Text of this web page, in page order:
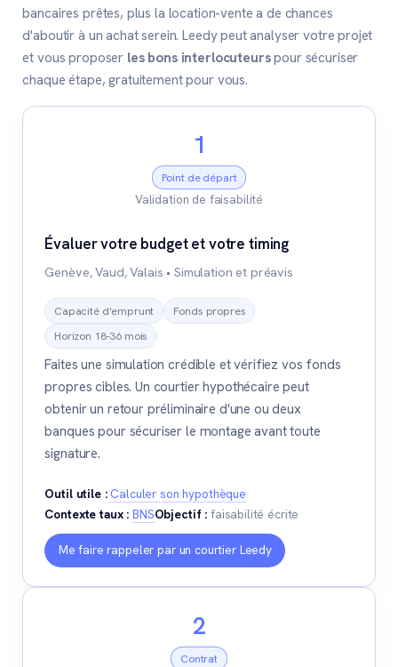
bancaires prêtes, plus la location-vente a de chances
d'aboutir à un achat serein. Leedy peut analyser votre projet
et vous proposer les bons interlocuteurspour sécuriser
chaque étape, gratuitement pour vous.
1
Point de départ
Validation de faisabilité
Évaluer votre budget et votre timing
Genève, Vaud, Valais • Simulation et préavis
Capacité d'emprunt
Fonds propres
Horizon 18-36 mois
Faites une simulation crédible et vérifiez vos fonds
propres cibles. Un courtier hypothécaire peut
obtenir un retour préliminaire d'une ou deux
banques pour sécuriser le montage avant toute
signature.
Outil utile : Calculer son hypothèque
Contexte taux : BNSObjectif : faisabilité écrite
Me faire rappeler par un courtier Leedy
2
Contrat